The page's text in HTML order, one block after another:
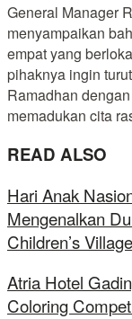
General Manager
menyampaikan
empat yang
pihaknya ingin
Ramadhan
memadukan cita
READ ALSO
Hari Anak
Mengenalkan
Children’s
Atria Hotel
Coloring